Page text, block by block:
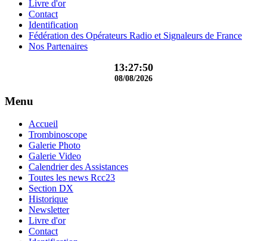
Livre d'or
Contact
Identification
Fédération des Opérateurs Radio et Signaleurs de France
Nos Partenaires
13:27:50
08/08/2026
Menu
Accueil
Trombinoscope
Galerie Photo
Galerie Video
Calendrier des Assistances
Toutes les news Rcc23
Section DX
Historique
Newsletter
Livre d'or
Contact